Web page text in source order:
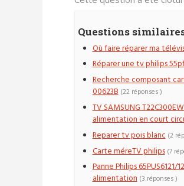
Questions
Où faire réparer ma
Réparer une tv philips
Recherche composant
00623B (22 réponses )
TV SAMSUNG
alimentation en court
Reparer tv pois blanc (2
Carte méreTV philips (7
Panne Philips
alimentation (3 réponses )